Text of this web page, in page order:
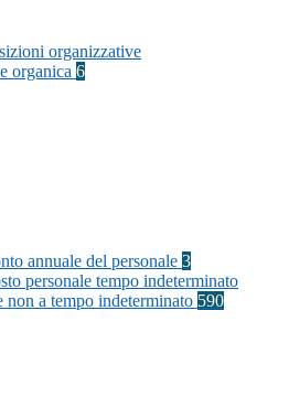
organizzative
organica 6
annuale del personale 3
personale tempo indeterminato
non a tempo indeterminato 590